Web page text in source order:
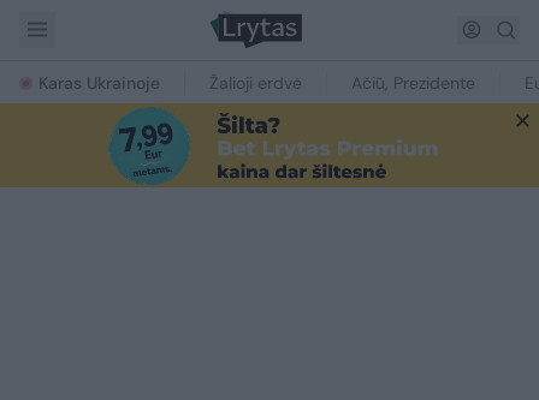
Karas Ukrainoje Žalioji erdvė Ačiū, Prezidente